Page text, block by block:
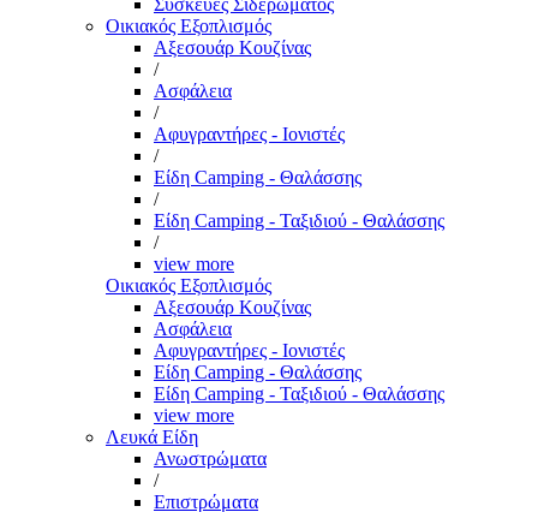
Συσκευές Σιδερώματος
Οικιακός Εξοπλισμός
Αξεσουάρ Κουζίνας
/
Ασφάλεια
/
Αφυγραντήρες - Ιονιστές
/
Είδη Camping - Θαλάσσης
/
Είδη Camping - Ταξιδιού - Θαλάσσης
/
view more
Οικιακός Εξοπλισμός
Αξεσουάρ Κουζίνας
Ασφάλεια
Αφυγραντήρες - Ιονιστές
Είδη Camping - Θαλάσσης
Είδη Camping - Ταξιδιού - Θαλάσσης
view more
Λευκά Είδη
Ανωστρώματα
/
Επιστρώματα